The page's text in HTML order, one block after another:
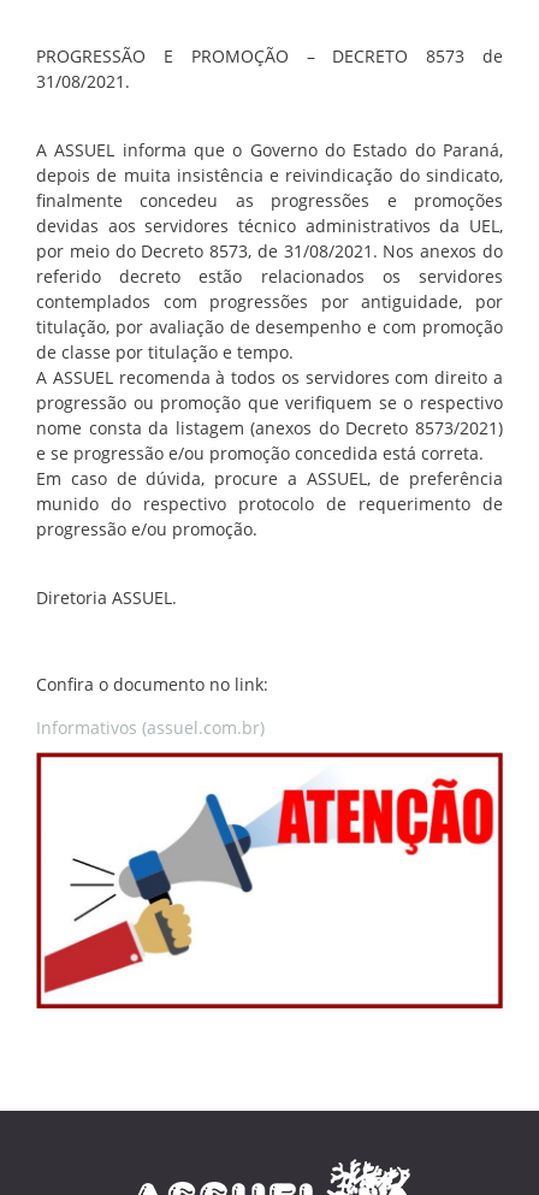
PROGRESSÃO E PROMOÇÃO – DECRETO 8573 de
31/08/2021.
A ASSUEL informa que o Governo do Estado do Paraná,
depois de muita insistência e reivindicação do sindicato,
finalmente concedeu as progressões e promoções
devidas aos servidores técnico administrativos da UEL,
por meio do Decreto 8573, de 31/08/2021. Nos anexos do
referido decreto estão relacionados os servidores
contemplados com progressões por antiguidade, por
titulação, por avaliação de desempenho e com promoção
de classe por titulação e tempo.
A ASSUEL recomenda à todos os servidores com direito a
progressão ou promoção que verifiquem se o respectivo
nome consta da listagem (anexos do Decreto 8573/2021)
e se progressão e/ou promoção concedida está correta.
Em caso de dúvida, procure a ASSUEL, de preferência
munido do respectivo protocolo de requerimento de
progressão e/ou promoção.
Diretoria ASSUEL.
Confira o documento no link:
Informativos (assuel.com.br)